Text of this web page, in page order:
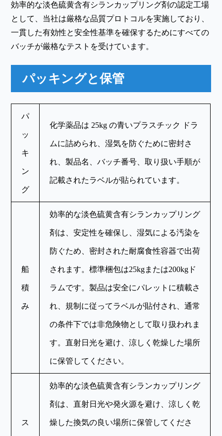
効率的な淡色硫黄含有シランカップリング剤の認定工場
として、当社は厳格な品質プロトコルを実施しており、
一貫した有効性と安全性基準を確保するためにすべての
バッチが厳格なテストを受けています。
パッキングと保管
パ
ッ
キ
ン
グ
化学薬品は 25kg の青いプラスチック ドラ
ムに詰められ、湿気を防ぐために密封さ
れ、製品名、バッチ番号、取り扱い手順が
記載されたラベルが貼られています。
船
積
み
効率的な淡色硫黄含有シランカップリング
剤は、安定性を確保し、湿気による汚染を
防ぐため、密封された耐腐食性容器で出荷
されます。標準梱包は25kgまたは200kgド
ラムです。製品は安全にパレットに積載さ
れ、規制に従ってラベルが貼付され、通常
の条件下では非危険物として取り扱われま
す。直射日光を避け、涼しく乾燥した場所
に保管してください。
ス
効率的な淡色硫黄含有シランカップリング
剤は、直射日光や発火源を避け、涼しく乾
燥した換気の良い場所に保管してくださ